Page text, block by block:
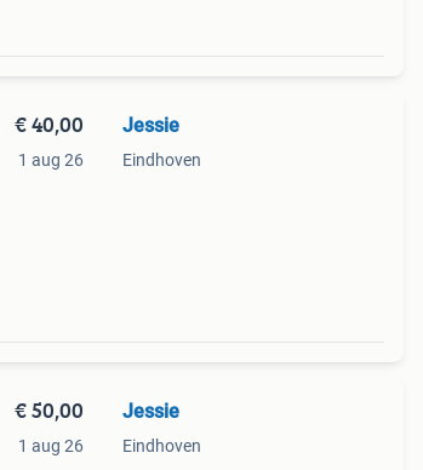
€ 40,00
1 aug 26
Jessie
Eindhoven
€ 50,00
1 aug 26
Jessie
Eindhoven